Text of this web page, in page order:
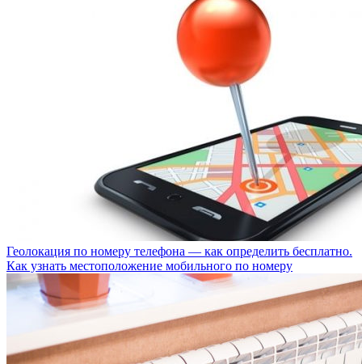
Геолокация по номеру телефона — как определить бесплатно.
Как узнать местоположение мобильного по номеру